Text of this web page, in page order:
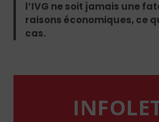
l’IVG ne soit jamais une
raisons économiques, ce
cas.